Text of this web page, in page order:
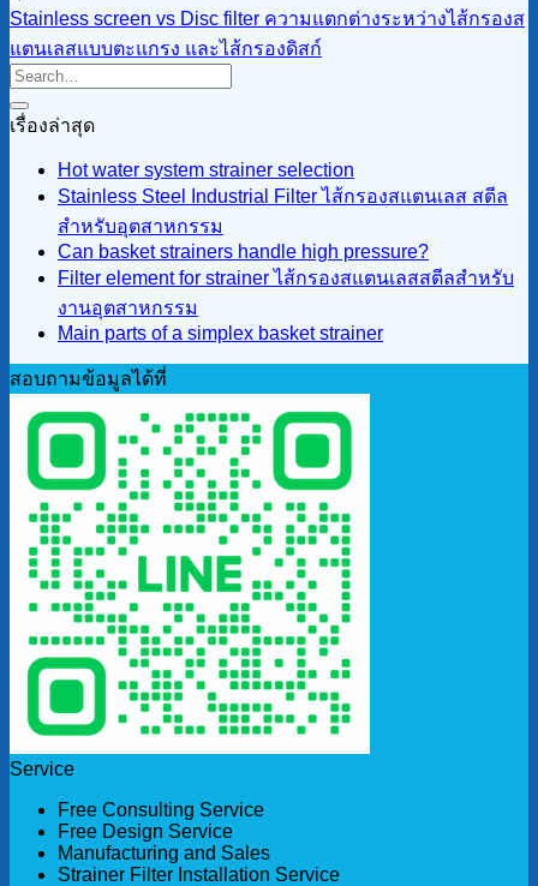
Stainless screen vs Disc filter ความแตกต่างระหว่างไส้กรองส
แตนเลสแบบตะแกรง และไส้กรองดิสก์
เรื่องล่าสุด
Hot water system strainer selection
Stainless Steel Industrial Filter ไส้กรองสแตนเลส สตีล
สำหรับอุตสาหกรรม
Can basket strainers handle high pressure?
Filter element for strainer ไส้กรองสแตนเลสสตีลสำหรับ
งานอุตสาหกรรม
Main parts of a simplex basket strainer
สอบถามข้อมูลได้ที่
Service
Free Consulting Service
Free Design Service
Manufacturing and Sales
Strainer Filter Installation Service